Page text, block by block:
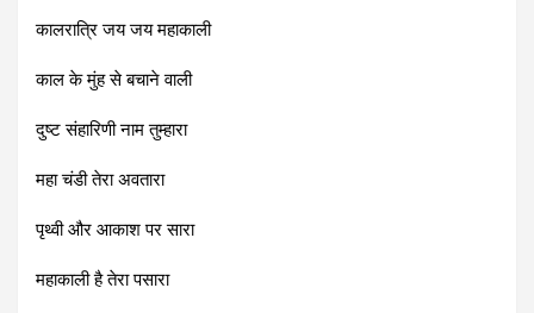
कालरात्रि जय जय महाकाली
काल के मुंह से बचाने वाली
दुष्ट संहारिणी नाम तुम्हारा
महा चंडी तेरा अवतारा
पृथ्वी और आकाश पर सारा
महाकाली है तेरा पसारा